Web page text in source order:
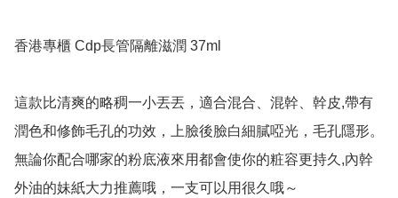
香港專櫃 Cdp長管隔離滋潤 37ml
這款比清爽的略稠一小丟丟，適合混合、混幹、幹皮,帶有
潤色和修飾毛孔的功效，上臉後臉白細膩啞光，毛孔隱形。
無論你配合哪家的粉底液來用都會使你的粧容更持久,內幹
外油的妹紙大力推薦哦，一支可以用很久哦～